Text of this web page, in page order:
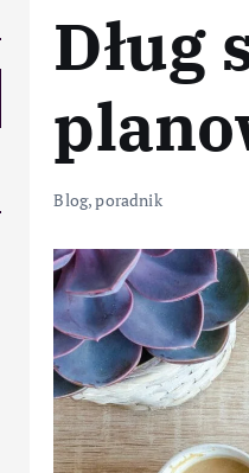
Dług
Blog,poradnik